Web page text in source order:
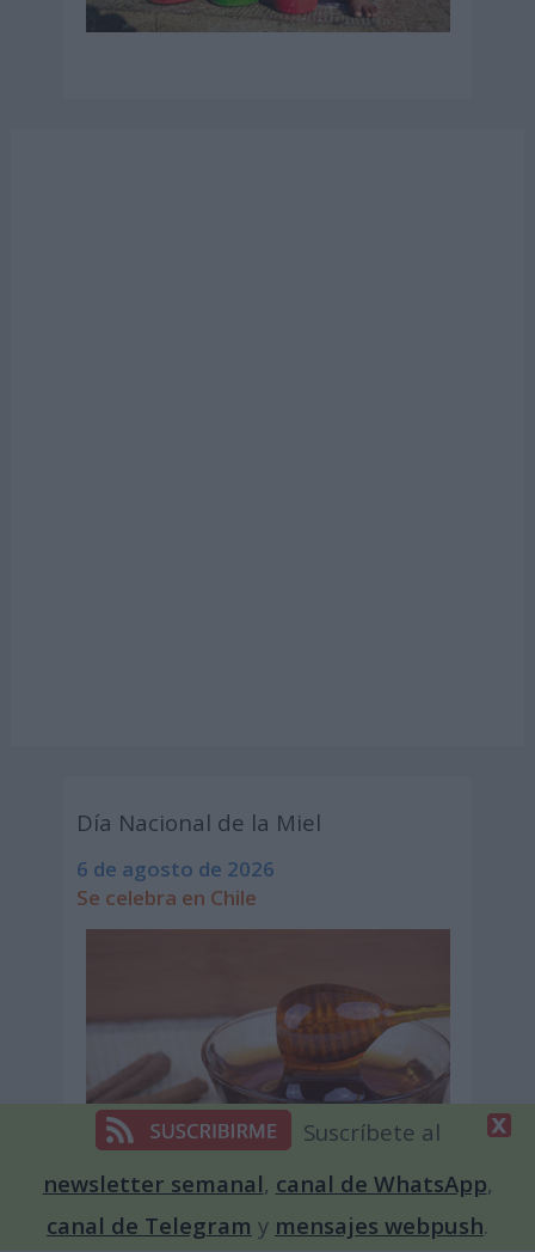
Día Nacional de la Miel
6 de agosto de 2026
Se celebra en Chile
Suscríbete al
newsletter semanal, canal de WhatsApp,
canal de Telegram y mensajes webpush.